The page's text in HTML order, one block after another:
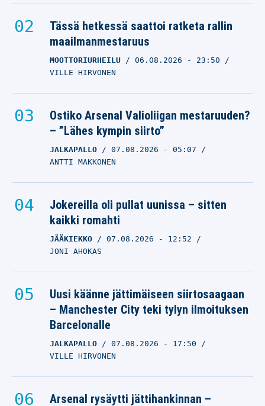
Tässä hetkessä saattoi ratketa rallin
maailmanmestaruus
MOOTTORIURHEILU 06.08.2026 - 23:50
VILLE HIRVONEN
Ostiko Arsenal Valioliigan mestaruuden?
– ”Lähes kympin siirto”
JALKAPALLO 07.08.2026 - 05:07
ANTTI MAKKONEN
Jokereilla oli pullat uunissa – sitten
kaikki romahti
JÄÄKIEKKO 07.08.2026 - 12:52
JONI AHOKAS
Uusi käänne jättimäiseen siirtosaagaan
– Manchester City teki tylyn ilmoituksen
Barcelonalle
JALKAPALLO 07.08.2026 - 17:50
VILLE HIRVONEN
Arsenal rysäytti jättihankinnan –